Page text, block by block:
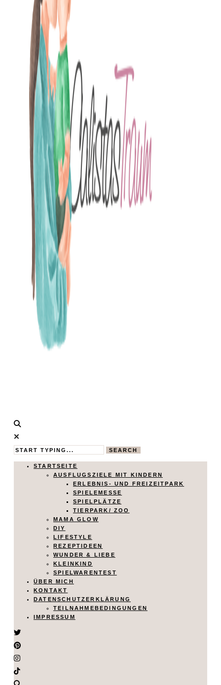
Calistas
Traum
MAMABLOG
SEARCH
STARTSEITE
AUSFLUGSZIELE MIT KINDERN
ERLEBNIS- UND FREIZEITPARK
SPIELEMESSE
SPIELPLÄTZE
TIERPARK/ ZOO
MAMA GLOW
DIY
LIFESTYLE
REZEPTIDEEN
WUNDER & LIEBE
KLEINKIND
SPIELWARENTEST
ÜBER MICH
KONTAKT
DATENSCHUTZERKLÄRUNG
TEILNAHMEBEDINGUNGEN
IMPRESSUM